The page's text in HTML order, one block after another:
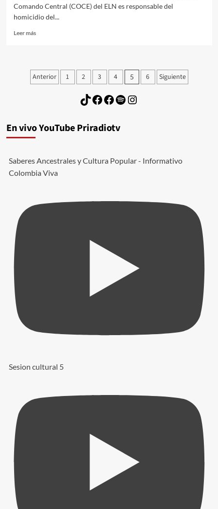
Comando Central (COCE) del ELN es responsable del
homicidio del...
Leer másLeer
para
los
líderes
Que
piensas?
Paginación
entradas
Anterior 1 2 3 4 5 6 Siguiente
TikTok
Facebook
Facebook
Spotify
Instagram
En vivo YouTube Priradiotv
Saberes Ancestrales y Cultura Popular - Informativo
Colombia Viva
Sesion cultural 5